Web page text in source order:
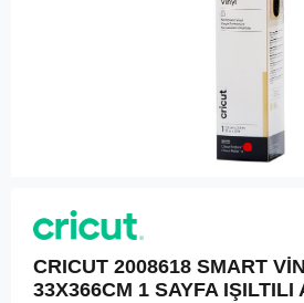
CRICUT 2008618 SMART
33X366CM 1 SAYFA IŞILTILI